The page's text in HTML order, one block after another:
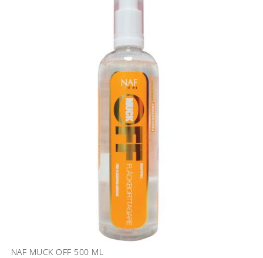
NAF MUCK OFF 500 ML